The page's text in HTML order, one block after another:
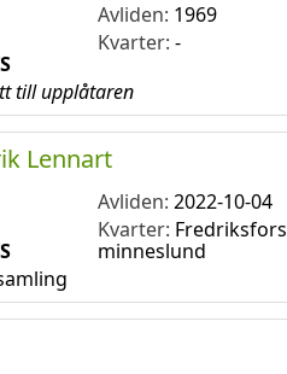
Avliden: 1969
Kvarter:-
till upplåtaren
Lennart
Avliden:2022-10-04
Kvarter: Fredriksfors
minneslund